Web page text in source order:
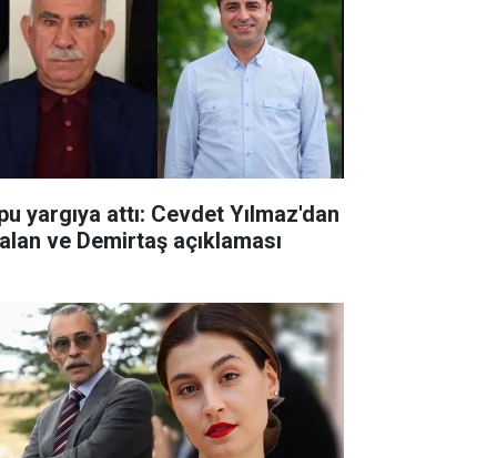
yargıya attı: Cevdet Yılmaz'dan
ve Demirtaş açıklaması